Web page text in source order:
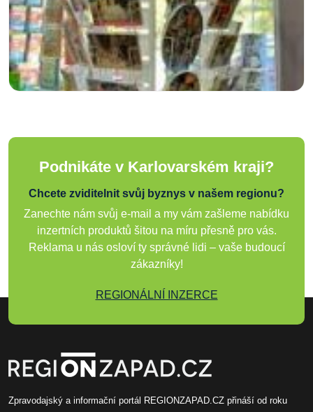
Podnikáte v Karlovarském kraji?
Chcete zviditelnit svůj byznys v našem regionu?
Zanechte nám svůj e-mail a my vám zašleme nabídku
inzertních produktů šitou na míru přesně pro vás.
Reklama u nás osloví ty správné lidi – vaše budoucí
zákazníky!
REGIONÁLNÍ INZERCE
Zpravodajský a informační portál REGIONZAPAD.CZ přináší od roku